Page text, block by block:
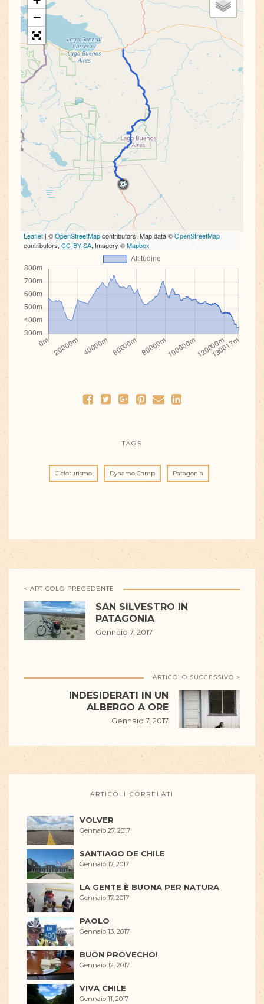
Twitter
(Si
in
nuova
finestra)
apre
in
una
nuova
finestra)
−
Leaflet | ©OpenStreetMapcontributors, Map data ©OpenStreetMap
contributors, CC-BY-SA, Imagery ©Mapbox
TAGS
Cicloturismo Dynamo Camp Patagonia
< ARTICOLO PRECEDENTE
SAN SILVESTRO IN
PATAGONIA
Gennaio 7, 2017
ARTICOLO SUCCESSIVO >
INDESIDERATI IN UN
ALBERGO A ORE
Gennaio 7, 2017
ARTICOLI CORRELATI
VOLVER
Gennaio 27, 2017
SANTIAGO DE CHILE
Gennaio 17, 2017
LA GENTE È BUONA PER NATURA
Gennaio 17, 2017
PAOLO
Gennaio 13, 2017
BUON PROVECHO!
Gennaio 12, 2017
VIVA CHILE
Gennaio 11, 2017